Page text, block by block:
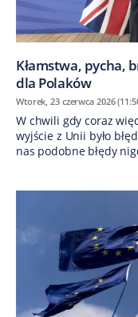
Kłamstwa, pycha,
dla Polaków
Wtorek, 23 czerwca 2026
W chwili gdy coraz
wyjście z Unii było
nas podobne błędy